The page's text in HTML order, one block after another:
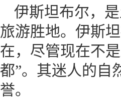
伊斯坦布尔，
旅游胜地。伊斯
在，尽管现在不
都”。其迷人的自
誉。